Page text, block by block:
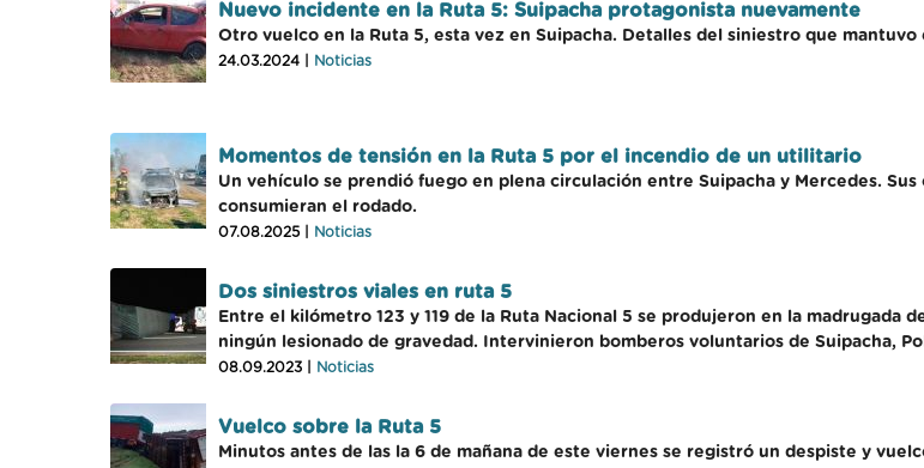
Nuevo incidente en la Ruta 5: Suipacha protagonista nuevamente
Otro vuelco en la Ruta 5, esta vez en Suipacha. Detalles del siniestro que mantuvo
24.03.2024 | Noticias
Momentos de tensión en la Ruta 5 por el incendio de un utilitario
Un vehículo se prendió fuego en plena circulación entre Suipacha y Mercedes.
consumieran el rodado.
07.08.2025 | Noticias
Dos siniestros viales en ruta 5
Entre el kilómetro 123 y 119 de la Ruta Nacional 5 se produjeron en la madrugada
ningún lesionado de gravedad. Intervinieron bomberos voluntarios de Suipacha,
08.09.2023 | Noticias
Vuelco sobre la Ruta 5
Minutos antes de las la 6 de mañana de este viernes se registró un despiste y